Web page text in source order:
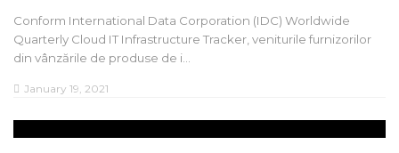
Conform International Data Corporation (IDC) Worldwide
Quarterly Cloud IT Infrastructure Tracker, veniturile furnizorilor
din vânzările de produse de i…
January 19, 2021